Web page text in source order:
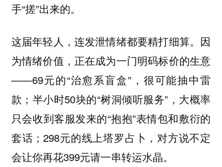
手“搓”出来的。
这届年轻人，连发泄情绪都要精打细算。 因
为情绪价值，正在成为一门明码标价的生意
——69元的“治愈系盲盒”，很可能抽中雷
款；半小时50块的“树洞倾听服务”，大概率
只会收到客服发来的“抱抱”表情包和敷衍的
套话；298元的线上塔罗占卜，对方说不定
会让你再花399元请一串转运水晶。